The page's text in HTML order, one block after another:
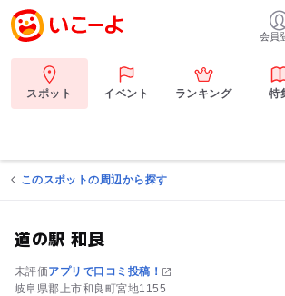
会員
スポット イベント ランキング 特
このスポットの周辺から探す
道の駅 和良
未評価アプリで口コミ投稿！
岐阜県郡上市和良町宮地1155